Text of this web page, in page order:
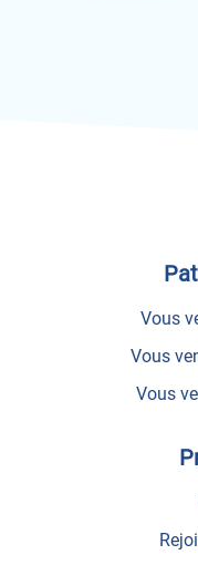
Vous
Vous
Vous